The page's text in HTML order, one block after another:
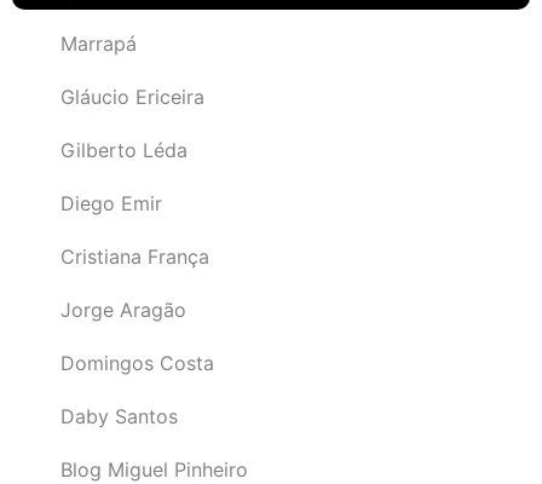
Marrapá
Gláucio Ericeira
Gilberto Léda
Diego Emir
Cristiana França
Jorge Aragão
Domingos Costa
Daby Santos
Blog Miguel Pinheiro